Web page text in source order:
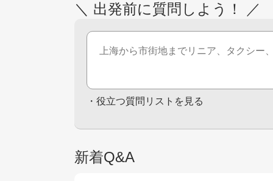
＼ 出発前に質問しよう！ ／
・ 役立つ質問リストを見る
新着Q&A